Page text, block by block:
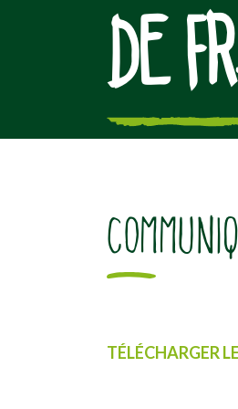
DE
TÉLÉCHARGER